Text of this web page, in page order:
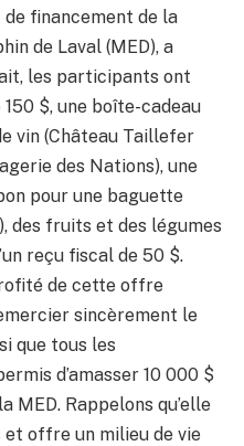
financement de la
de Laval (MED), a
les participants ont
$, une boîte-cadeau
vin (Château Taillefer
des Nations), une
pour une baguette
des fruits et des légumes
reçu fiscal de 50 $.
de cette offre
sincèrement le
que tous les
d’amasser 10 000 $
MED. Rappelons qu’elle
et offre un milieu de vie